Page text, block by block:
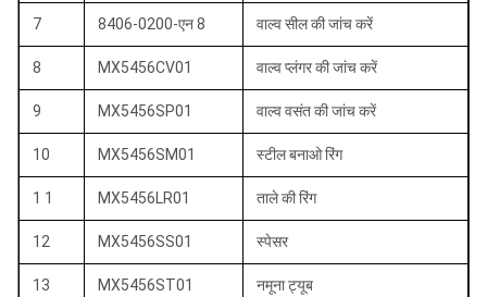
7 8406-0200-एन 8 वाल्व सील की जांच करें
8 MX5456CV01 वाल्व प्लंगर की जांच करें
9 MX5456SP01 वाल्व वसंत की जांच करें
10 MX5456SM01 स्टील बनाओ रिंग
1 1 MX5456LR01 ताले की रिंग
12 MX5456SS01 स्पेसर
13 MX5456ST01 नमूना ट्यूब